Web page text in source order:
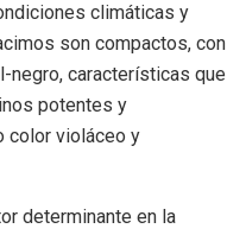
climáticas y
son compactos, con
negro, características que
potentes y
color violáceo y
determinante en la